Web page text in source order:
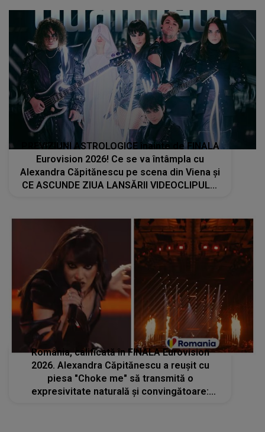
PREVIZIUNI ASTROLOGICE înainte de FINALA
Eurovision 2026! Ce se va întâmpla cu
Alexandra Căpitănescu pe scena din Viena și
CE ASCUNDE ZIUA LANSĂRII VIDEOCLIPULUI
România, calificată în FINALA Eurovision
2026. Alexandra Căpitănescu a reușit cu
piesa "Choke me" să transmită o
expresivitate naturală și convingătoare: